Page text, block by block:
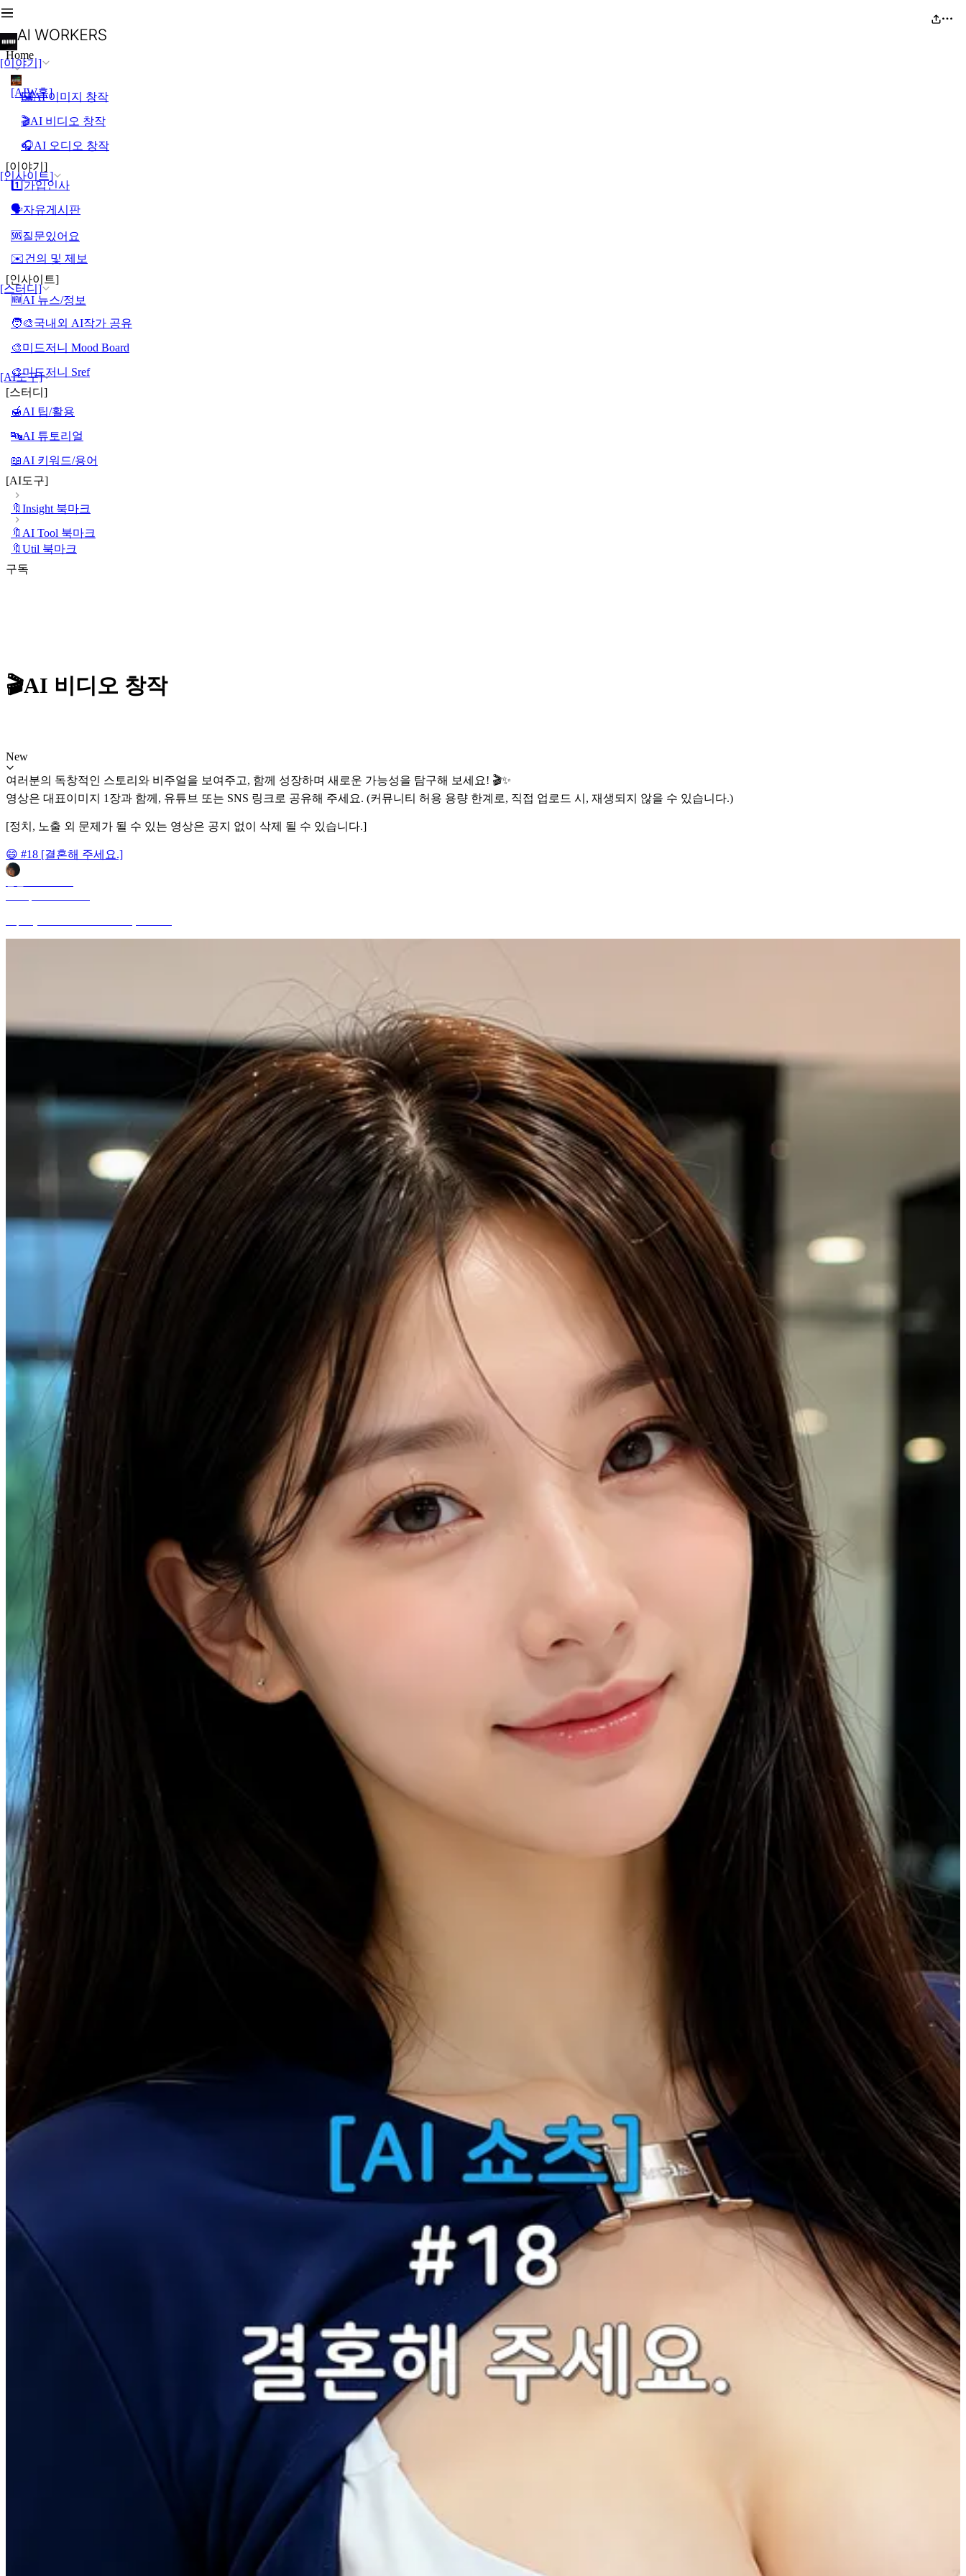
[이야기]
[인사이트]
[스터디]
[AI도구]
Home
[AIW홈]
🖼️AI 이미지 창작
🎬AI 비디오 창작
🎧AI 오디오 창작
[이야기]
1️⃣가입인사
🗣️자유게시판
🆘질문있어요
✉️건의 및 제보
[인사이트]
🆕AI 뉴스/정보
🧑‍🎨국내외 AI작가 공유
🎨미드저니 Mood Board
🎨미드저니 Sref
[스터디]
🍯AI 팁/활용
🔤AI 튜토리얼
📖AI 키워드/용어
[AI도구]
🔖Insight 북마크
🔖AI Tool 북마크
🔖Util 북마크
구독
🎬AI 비디오 창작
New
여러분의 독창적인 스토리와 비주얼을 보여주고, 함께 성장하며 새로운 가능성을 탐구해 보세요! 🎬✨
영상은 대표이미지 1장과 함께, 유튜브 또는 SNS 링크로 공유해 주세요. (커뮤니티 허용 용량 한계로, 직접 업로드 시, 재생되지 않을 수 있습니다.)
[정치, 노출 외 문제가 될 수 있는 영상은 공지 없이 삭제 될 수 있습니다.]
😄 #18 [결혼해 주세요.]